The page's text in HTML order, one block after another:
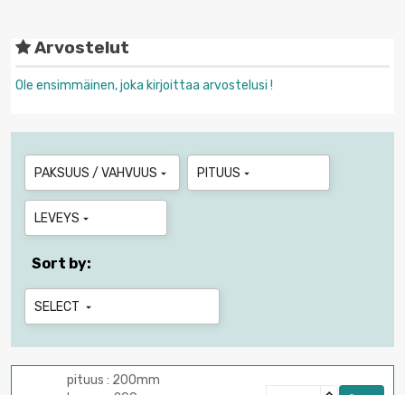
Arvostelut
Ole ensimmäinen, joka kirjoittaa arvostelusi !
PAKSUUS / VAHVUUS  PITUUS 
LEVEYS 
Sort by:
SELECT 
pituus : 200mm